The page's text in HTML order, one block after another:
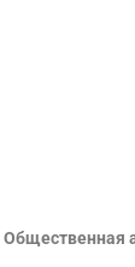
Общественная